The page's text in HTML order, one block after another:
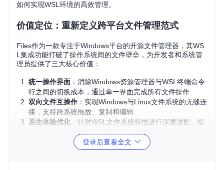
如何实现WSL环境的高效管理。
价值定位：重新定义跨平台文件管理范式
Files作为一款专注于Windows平台的开源文件管理器，其WS
L集成功能打破了操作系统间的文件壁垒，为开发者和系统管
理员提供了三大核心价值：
统一操作界面 ：消除Windows资源管理器与WSL终端命令
行之间的切换成本，通过单一界面完成所有文件操作
双向文件互操作 ：实现Windows与Linux文件系统的无缝连
接，支持跨系统拖放、复制和编辑
原生体验优化 ：针对WSL文件系统特性进行深度适配，提
登录后查看全文